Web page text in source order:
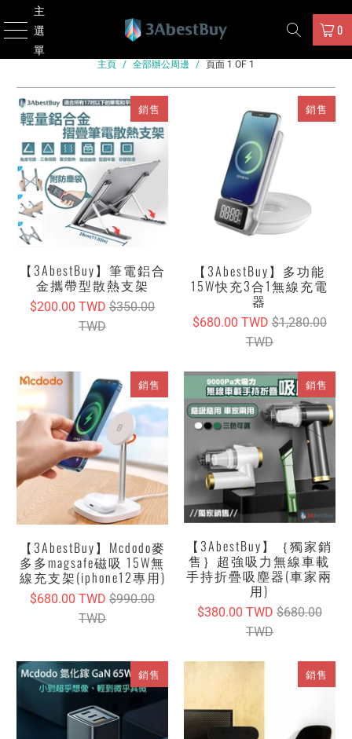
主
選
單
0
主頁 / 全部辦公周邊 / 頁面 1 OF 1
銷售
【3AbestBuy】筆電鋁合
金攜帶型散熱支架
$200.00 TWD$350.00
TWD
銷售
【3AbestBuy】多功能
15W快充3合1無線充電
器
$680.00 TWD$1,280.00
TWD
銷售
【3AbestBuy】Mcdodo麥
多多magsafe磁吸 15W無
線充支架(iphone12專用)
$680.00 TWD$990.00
TWD
銷售
【3AbestBuy】｛獨家銷
售｝超強吸力無線車載
手持折疊吸塵器(車家兩
用)
$380.00 TWD$680.00
TWD
銷售 銷售